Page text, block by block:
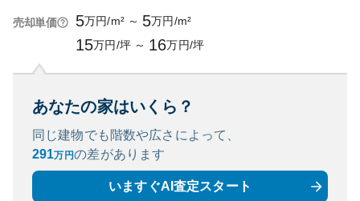
売却単価 5万円/m² ～ 5万円/m²
15万円/坪 ～ 16万円/坪
あなたの家はいくら？
同じ建物でも階数や広さによって、
291万円の差があります
いますぐAI査定スタート